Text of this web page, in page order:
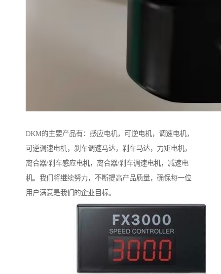
DKM的主要产品有：感应电机，可逆电机，调速电机，
可逆调速电机，刹车调速马达，刹车马达，力矩电机，
离合器/刹车感应电机，离合器/刹车调速电机，减速电
机。我们将继续努力，不断提高产品质量，确保每一位
用户满意是我们的企业目标。